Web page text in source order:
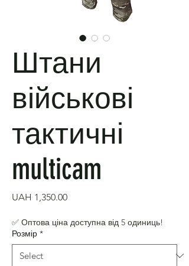
Штани
військові
тактичні
multicam
UAH 1,350.00Price
✅ Оптова ціна доступна від 5 одиниць!
Розмір *